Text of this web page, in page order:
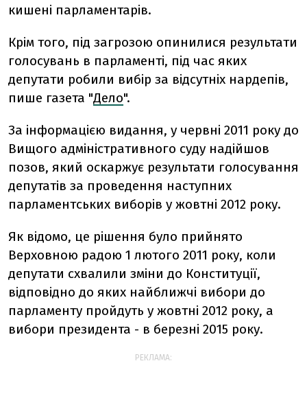
кишені парламентарів.
Крім того, під загрозою опинилися результати
голосувань в парламенті, під час яких
депутати робили вибір за відсутніх нардепів,
пише газета "Дело".
За інформацією видання, у червні 2011 року до
Вищого адміністративного суду надійшов
позов, який оскаржує результати голосування
депутатів за проведення наступних
парламентських виборів у жовтні 2012 року.
Як відомо, це рішення було прийнято
Верховною радою 1 лютого 2011 року, коли
депутати схвалили зміни до Конституції,
відповідно до яких найближчі вибори до
парламенту пройдуть у жовтні 2012 року, а
вибори президента - в березні 2015 року.
РЕКЛАМА: